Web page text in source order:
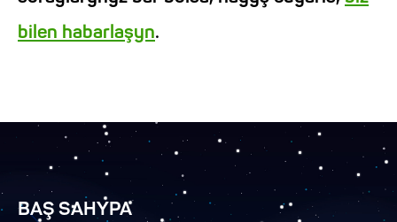
bilen habarlaşyn.
BAŞ SAHYPA